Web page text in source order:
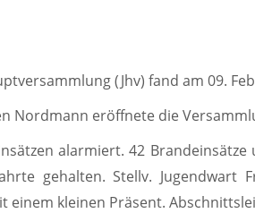
(Jhv) fand am 09.
Nordmann eröffnete die
alarmiert. 42
gehalten. Stellv. Jugendwart
einem kleinen Präsent.